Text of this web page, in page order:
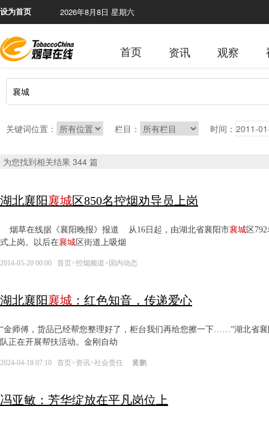
设为首页 2026年8月8日 星期六
首页 资讯 观察
关键词位置： 栏目： 时间：
为您找到相关结果 344 篇
湖北襄阳襄城区850名控烟劝导员上岗
烟草在线据《襄阳晚报》报道 从16日起，由湖北省襄阳市襄城 区
式上岗。以后在襄城 区街道上吸烟
2014-05-20 00:00 首页>控烟频道> 国内动态
湖北襄阳襄城 ：红色知音，传递爱心
“金师傅，货品已经帮您整理好了，柜台我们再给您擦一下……”湖北省
队正在开展帮扶活动。金刚自幼
2024-04-18 07:10 首页>资讯>社会责任 黄鹏
冯亚敏：芳华绽放在平凡岗位上